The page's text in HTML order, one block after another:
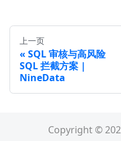
上一页
SQL 审核与高风险
SQL 拦截方案 |
NineData
Copyright ©